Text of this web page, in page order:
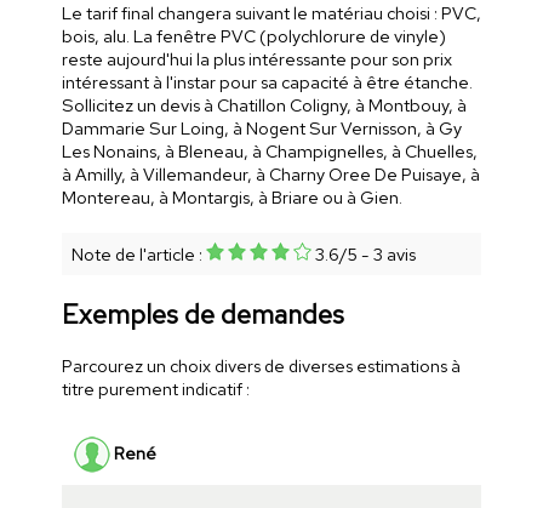
Le tarif final changera suivant le matériau choisi : PVC,
bois, alu. La fenêtre PVC (polychlorure de vinyle)
reste aujourd'hui la plus intéressante pour son prix
intéressant à l'instar pour sa capacité à être étanche.
Sollicitez un devis à Chatillon Coligny, à Montbouy, à
Dammarie Sur Loing, à Nogent Sur Vernisson, à Gy
Les Nonains, à Bleneau, à Champignelles, à Chuelles,
à Amilly, à Villemandeur, à Charny Oree De Puisaye, à
Montereau, à Montargis, à Briare ou à Gien.
Note de l'article : 3.6/5 - 3 avis
Exemples de demandes
Parcourez un choix divers de diverses estimations à
titre purement indicatif :
René